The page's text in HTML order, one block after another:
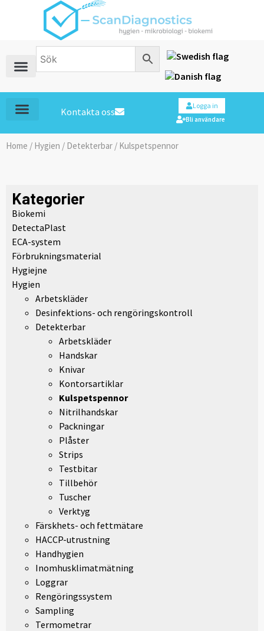
Kontakta oss
Logga in
Bli användare
Home / Hygien / Detekterbar / Kulspetspennor
Kategorier
Biokemi
DetectaPlast
ECA-system
Förbrukningsmaterial
Hygiejne
Hygien
Arbetskläder
Desinfektions- och rengöringskontroll
Detekterbar
Arbetskläder
Handskar
Knivar
Kontorsartiklar
Kulspetspennor
Nitrilhandskar
Packningar
Plåster
Strips
Testbitar
Tillbehör
Tuscher
Verktyg
Färskhets- och fettmätare
HACCP-utrustning
Handhygien
Inomhusklimatmätning
Loggrar
Rengöringssystem
Sampling
Termometrar